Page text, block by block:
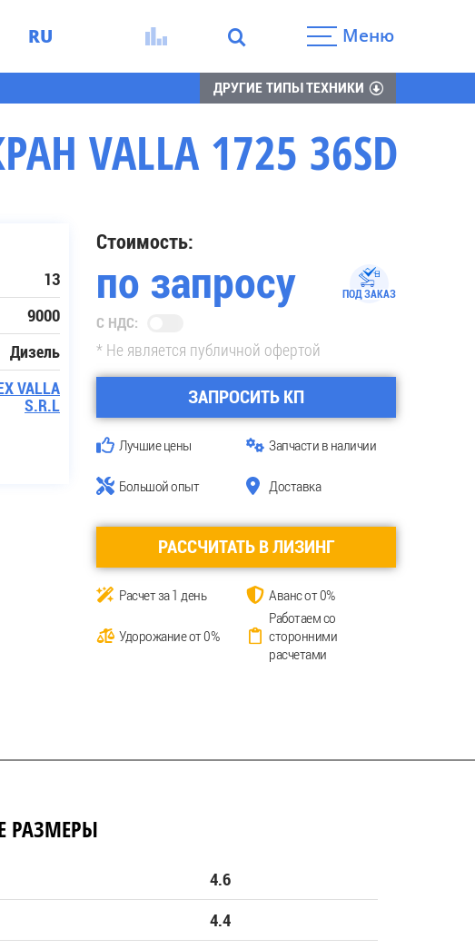
RU
EN
Меню
ДРУГИЕ ТИПЫ ТЕХНИКИ
1725 36SD
13
9000
Дизель
VALLA
S.R.L
Стоимость:
по запросу ПОД ЗАКАЗ
С НДС:
* Не является публичной офертой
ЗАПРОСИТЬ КП
Лучшие цены Запчасти в наличии
Большой опыт Доставка
РАССЧИТАТЬ В ЛИЗИНГ
Расчет за 1 день Аванс от 0%
Удорожание от 0%
Работаем со
сторонними
расчетами
РАЗМЕРЫ
4.6
4.4